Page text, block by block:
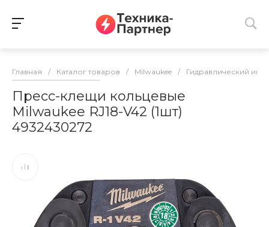
Главная / Каталог товаров / Milwaukee / Гидравлический
Пресс-клещи кольцевые
Milwaukee RJ18-V42 (1шт)
4932430272